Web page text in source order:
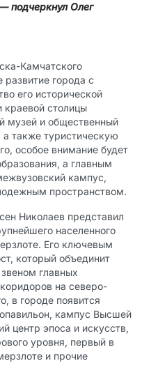
подчеркнул Олег
Камчатского
развитие города с
его исторической
краевой столицы
музей и общественный
также туристическую
особое внимание будет
а главным
кампус,
пространством.
Николаев представил
населенного
Его ключевым
который объединит
главных
на северо-
в городе появится
кампус Высшей
центр эпоса и искусств,
уровня, первый в
и прочие